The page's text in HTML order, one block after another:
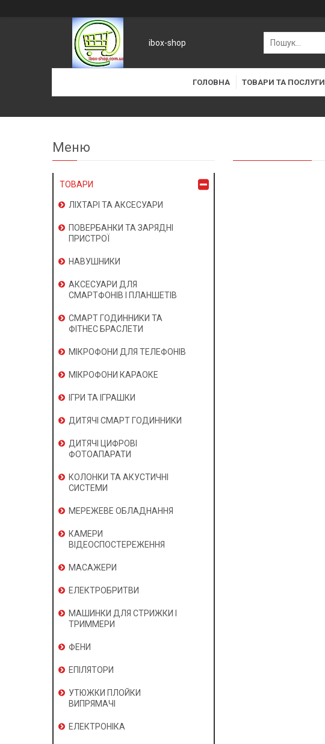
ibox-shop
ГОЛОВНА ТОВАРИ ТА ПОСЛУГИ
ТОВАРИ
ЛІХТАРІ ТА АКСЕСУАРИ
ПОВЕРБАНКИ ТА ЗАРЯДНІ
ПРИСТРОЇ
НАВУШНИКИ
АКСЕСУАРИ ДЛЯ
СМАРТФОНІВ І ПЛАНШЕТІВ
СМАРТ ГОДИННИКИ ТА
ФІТНЕС БРАСЛЕТИ
МІКРОФОНИ ДЛЯ ТЕЛЕФОНІВ
МІКРОФОНИ КАРАОКЕ
ІГРИ ТА ІГРАШКИ
ДИТЯЧІ СМАРТ ГОДИННИКИ
ДИТЯЧІ ЦИФРОВІ
ФОТОАПАРАТИ
КОЛОНКИ ТА АКУСТИЧНІ
СИСТЕМИ
МЕРЕЖЕВЕ ОБЛАДНАННЯ
КАМЕРИ
ВІДЕОСПОСТЕРЕЖЕННЯ
МАСАЖЕРИ
ЕЛЕКТРОБРИТВИ
МАШИНКИ ДЛЯ СТРИЖКИ І
ТРИММЕРИ
ФЕНИ
ЕПІЛЯТОРИ
УТЮЖКИ ПЛОЙКИ
ВИПРЯМАЧІ
ЕЛЕКТРОНІКА